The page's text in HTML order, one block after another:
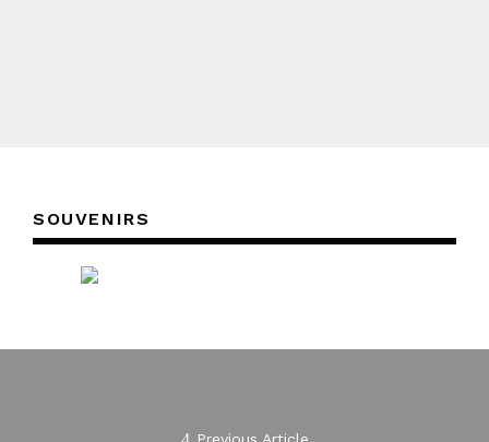
SOUVENIRS
Previous Article